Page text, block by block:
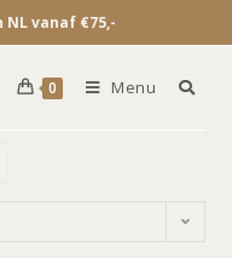
vanaf €75,-
0 Menu